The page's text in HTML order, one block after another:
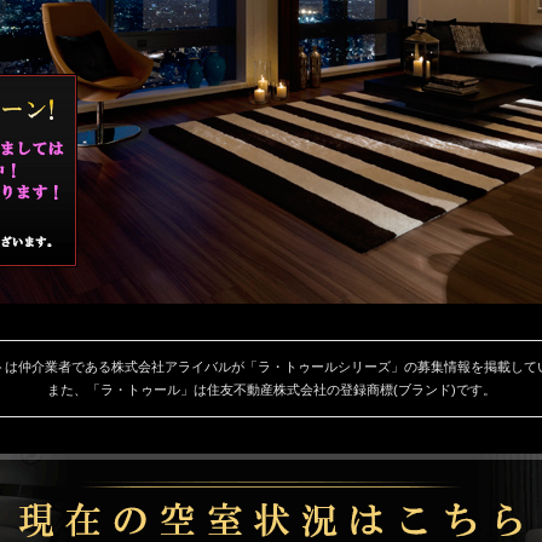
は仲介業者である株式会社アライバルが「ラ・トゥールシリーズ」の募集情報を掲載して
また、「ラ・トゥール」は住友不動産株式会社の登録商標(ブランド)です。